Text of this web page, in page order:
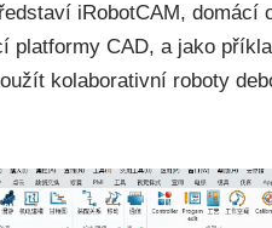
iRobotCAM,
platformy CAD, a jako
kolaborativní roboty